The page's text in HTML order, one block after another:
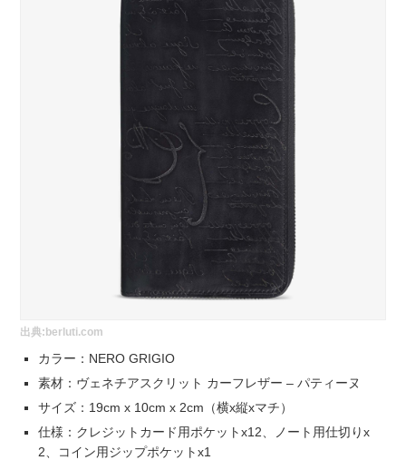
出典:berluti.com
カラー：NERO GRIGIO
素材：ヴェネチアスクリット カーフレザー – パティーヌ
サイズ：19cm x 10cm x 2cm（横x縦xマチ）
仕様：クレジットカード用ポケットx12、ノート用仕切りx
2、コイン用ジップポケットx1